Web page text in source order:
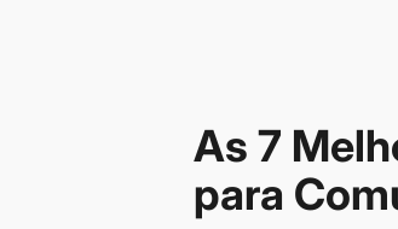
As 7
para